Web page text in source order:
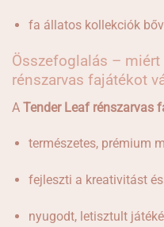
fa állatos kollekciók
Összefoglalás – miért
rénszarvas fajátékot
A Tender Leaf rénszarvas
természetes, prémium
fejleszti a kreativitást
nyugodt, letisztult